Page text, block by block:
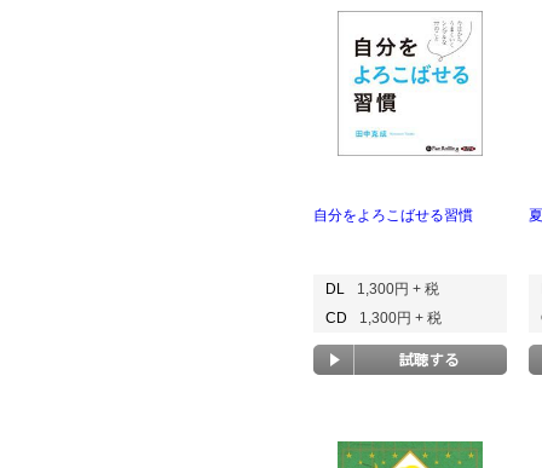
自分をよろこばせる習慣
DL
1,300円 + 税
CD
1,300円 + 税